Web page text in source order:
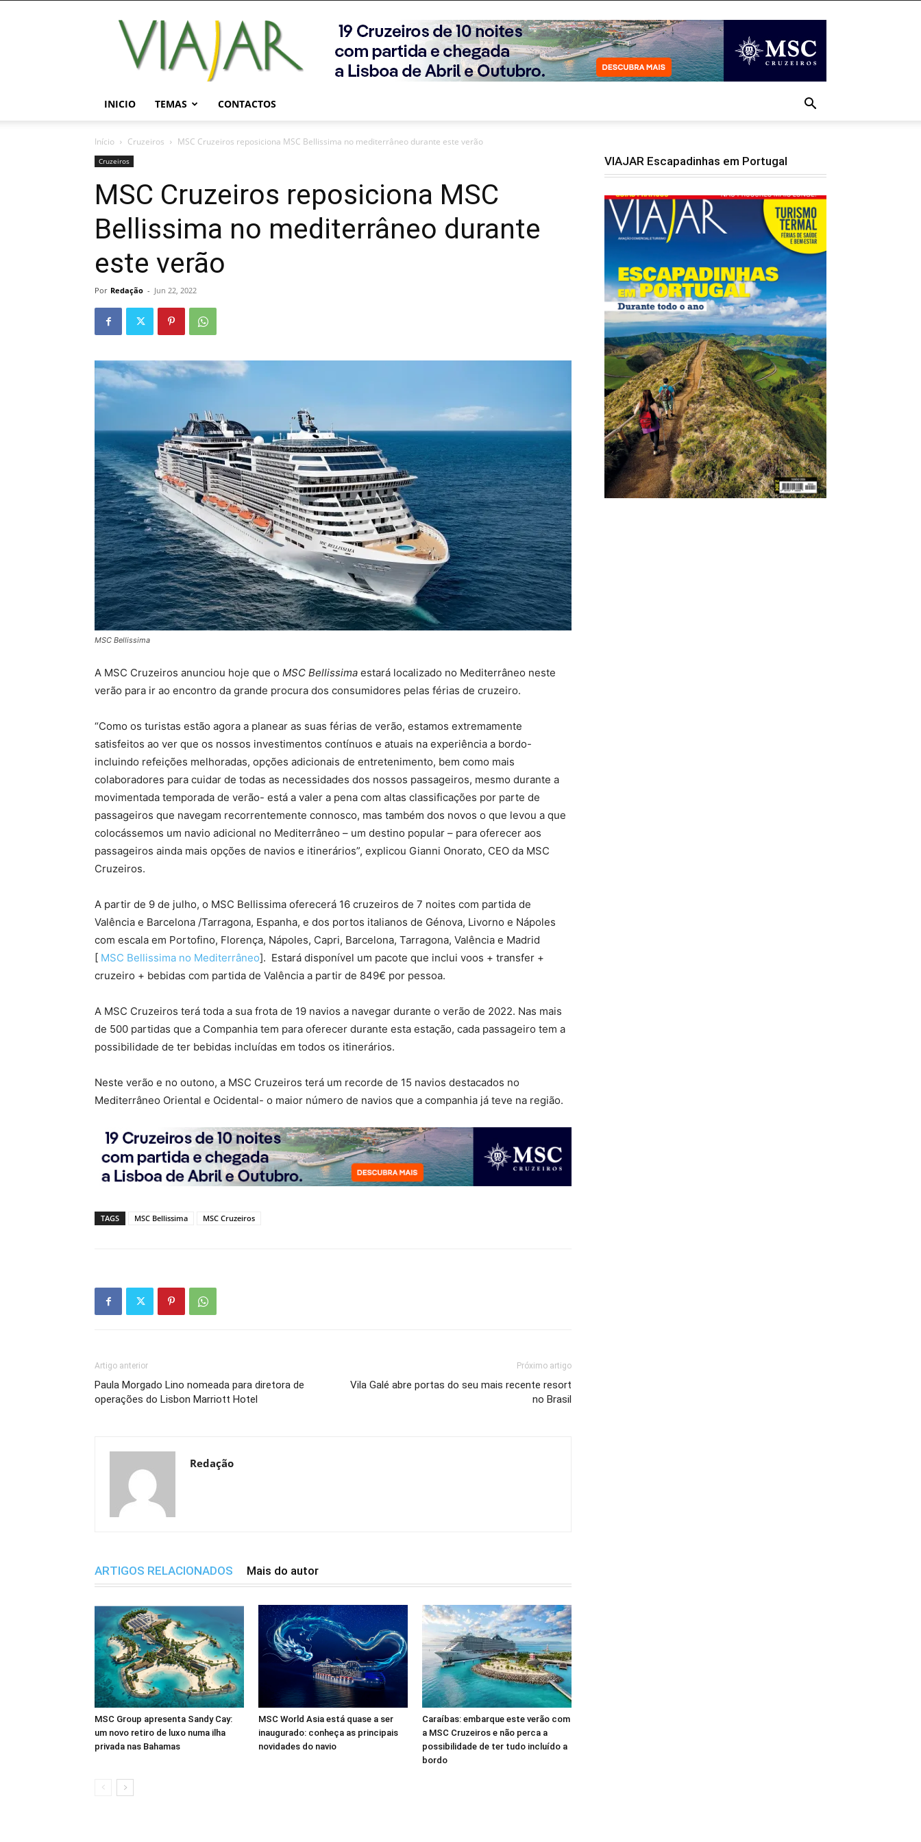
Viajar
Magazine
Online
INICIO TEMAS CONTACTOS
Início Cruzeiros MSC Cruzeiros reposiciona MSC Bellissima no mediterrâneo durante este verão
Cruzeiros
MSC Cruzeiros reposiciona MSC
Bellissima no mediterrâneo durante
este verão
Por Redação - Jun 22, 2022
MSC Bellissima
A MSC Cruzeiros anunciou hoje que o MSC Bellissima estará localizado no Mediterrâneo neste
verão para ir ao encontro da grande procura dos consumidores pelas férias de cruzeiro.
“Como os turistas estão agora a planear as suas férias de verão, estamos extremamente
satisfeitos ao ver que os nossos investimentos contínuos e atuais na experiência a bordo-
incluindo refeições melhoradas, opções adicionais de entretenimento, bem como mais
colaboradores para cuidar de todas as necessidades dos nossos passageiros, mesmo durante a
movimentada temporada de verão- está a valer a pena com altas classificações por parte de
passageiros que navegam recorrentemente connosco, mas também dos novos o que levou a que
colocássemos um navio adicional no Mediterrâneo – um destino popular – para oferecer aos
passageiros ainda mais opções de navios e itinerários”, explicou Gianni Onorato, CEO da MSC
Cruzeiros.
A partir de 9 de julho, o MSC Bellissima oferecerá 16 cruzeiros de 7 noites com partida de
Valência e Barcelona /Tarragona, Espanha, e dos portos italianos de Génova, Livorno e Nápoles
com escala em Portofino, Florença, Nápoles, Capri, Barcelona, Tarragona, Valência e Madrid
[ MSC Bellissima no Mediterrâneo]. Estará disponível um pacote que inclui voos + transfer +
cruzeiro + bebidas com partida de Valência a partir de 849€ por pessoa.
A MSC Cruzeiros terá toda a sua frota de 19 navios a navegar durante o verão de 2022. Nas mais
de 500 partidas que a Companhia tem para oferecer durante esta estação, cada passageiro tem a
possibilidade de ter bebidas incluídas em todos os itinerários.
Neste verão e no outono, a MSC Cruzeiros terá um recorde de 15 navios destacados no
Mediterrâneo Oriental e Ocidental- o maior número de navios que a companhia já teve na região.
TAGS MSC Bellissima MSC Cruzeiros
Artigo anterior
Paula Morgado Lino nomeada para diretora de
operações do Lisbon Marriott Hotel
Próximo artigo
Vila Galé abre portas do seu mais recente resort
no Brasil
Redação
ARTIGOS RELACIONADOS Mais do autor
MSC Group apresenta Sandy Cay:
um novo retiro de luxo numa ilha
privada nas Bahamas
MSC World Asia está quase a ser
inaugurado: conheça as principais
novidades do navio
Caraíbas: embarque este verão com
a MSC Cruzeiros e não perca a
possibilidade de ter tudo incluído a
bordo
VIAJAR Escapadinhas em Portugal